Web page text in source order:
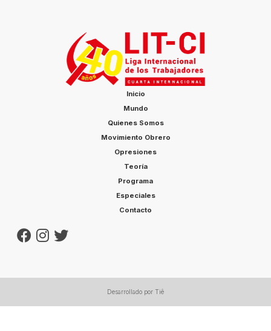
Inicio
Mundo
Quienes Somos
Movimiento Obrero
Opresiones
Teoría
Programa
Especiales
Contacto
Desarrollado por Tiê